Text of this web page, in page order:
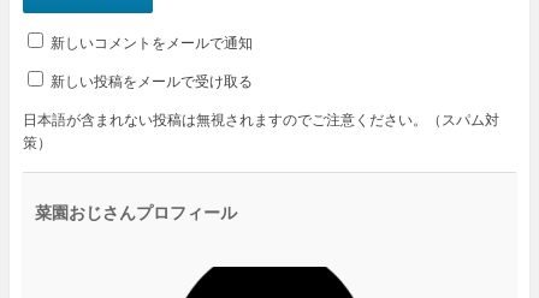
新しいコメントをメールで通知
新しい投稿をメールで受け取る
日本語が含まれない投稿は無視されますのでご注意ください。（スパム対
策）
菜園おじさんプロフィール